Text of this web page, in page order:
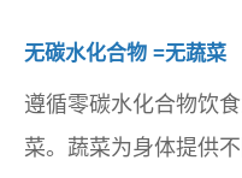
无碳水化合物 =无蔬菜
遵循零碳水化合物饮
菜。蔬菜为身体提供